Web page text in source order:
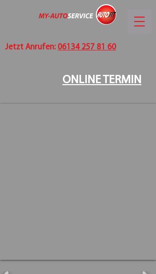
ONLINE TERMIN
Jetzt Anrufen: 06134 257 81 60